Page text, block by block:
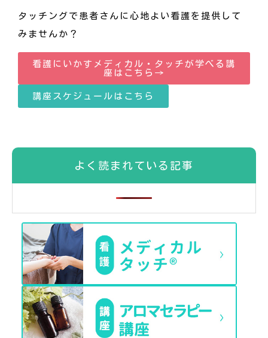
タッチングで患者さんに心地よい看護を提供して
みませんか？
看護にいかすメディカル・タッチが学べる講
座はこちら→
講座スケジュールはこちら
よく読まれている記事